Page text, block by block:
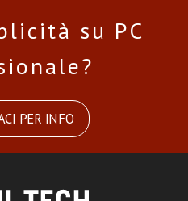
su PC
PER INFO